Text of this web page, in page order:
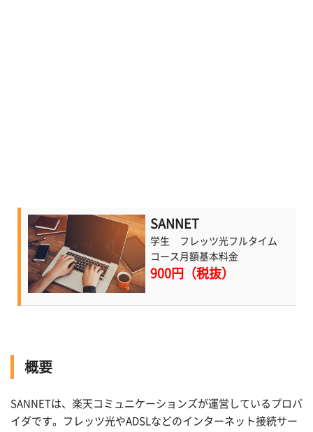
SANNET
学生 フレッツ光フルタイム
コース月額基本料金
900円（税抜）
概要
SANNETは、楽天コミュニケーションズが運営しているプロバ
イダです。フレッツ光やADSLなどのインターネット接続サー